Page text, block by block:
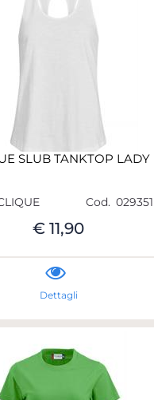
SLUB TANKTOP LADY
Cod. 029351
€ 11,90
Dettagli